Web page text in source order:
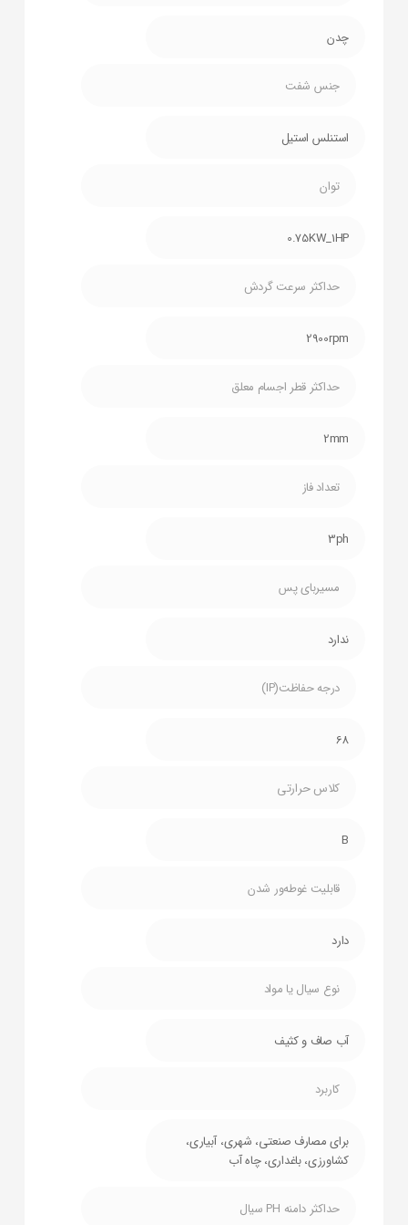
چدن
جنس شفت
استنلس استیل
توان
0.75KW_1HP
حداکثر سرعت گردش
2900rpm
حداکثر قطر اجسام معلق
2mm
تعداد فاز
3ph
مسیربای پس
ندارد
درجه حفاظت(IP)
68
کلاس حرارتی
B
قابلیت غوطه‌ور شدن
دارد
نوع سیال یا مواد
آب صاف و کثیف
کاربرد
برای مصارف صنعتی، شهری، آبیاری،
کشاورزی، باغداری، چاه آب
حداکثر دامنه PH سیال